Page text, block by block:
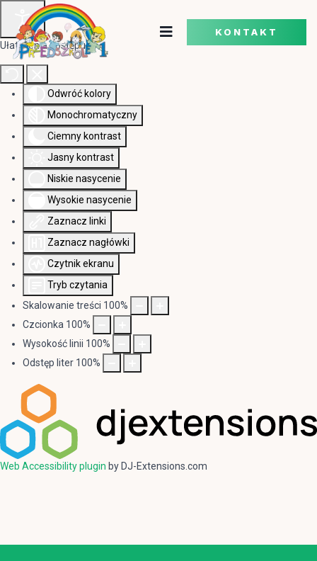
Ułatwienia dostępu
Odwróć kolory
Monochromatyczny
Ciemny kontrast
Jasny kontrast
Niskie nasycenie
Wysokie nasycenie
Zaznacz linki
Zaznacz nagłówki
Czytnik ekranu
Tryb czytania
Skalowanie treści 100%
Czcionka 100%
Wysokość linii 100%
Odstęp liter 100%
Web Accessibility plugin by DJ-Extensions.com
KONTAKT